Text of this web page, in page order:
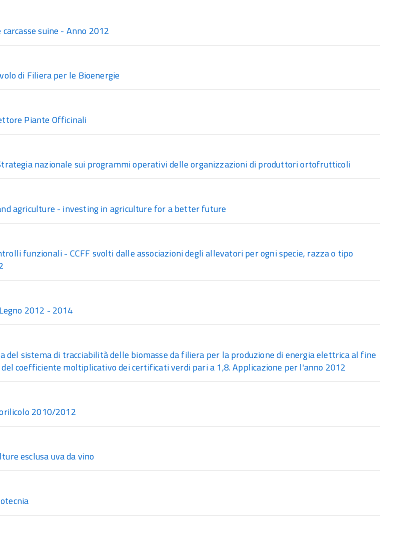
suine - Anno 2012
di Filiera per le Bioenergie
Piante Officinali
nazionale sui programmi operativi delle organizzazioni di produttori ortofrutticoli
agriculture - investing in agriculture for a better future
funzionali - CCFF svolti dalle associazioni degli allevatori per ogni specie, razza o tipo
2012 - 2014
del sistema di tracciabilità delle biomasse da filiera per la produzione di energia elettrica al fine
coefficiente moltiplicativo dei certificati verdi pari a 1,8. Applicazione per l'anno 2012
2010/2012
esclusa uva da vino